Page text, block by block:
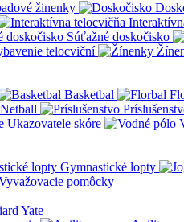
žinenky
Súťažné doskočisko
telocviční
Basketbal
Netball
Ukazovatele skóre
Gymnastické lopty
pomôcky
Yate